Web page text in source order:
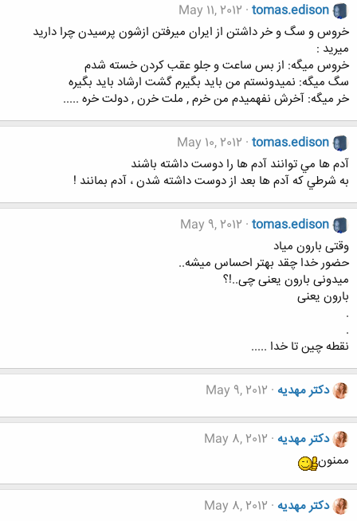
tomas.edison
May 11, 2012
خروس و سگ و خر داشتن از ایران میرفتن ازشون پرسیدن چرا دارید
میرید :
خروس میگه: از بس ساعت و جلو عقب کردن خسته شدم
سگ میگه: نمیدونستم من باید بگیرم گشت ارشاد باید بگیره
خر میگه: آخرش نفهمیدم من خرم , ملت خرن , دولت خره .....
tomas.edison
May 10, 2012
آدم ها مي توانند آدم ها را دوست داشته باشند
به شرطي كه آدم ها بعد از دوست داشته شدن ، آدم بمانند !
tomas.edison
May 9, 2012
وقتی بارون میاد
حضور خدا چقد بهتر احساس میشه..
میدونی بارون یعنی چی..!؟
بارون یعنی
.
.
نقطه چین تا خدا .....
دکتر مهدیه May 9, 2012
دکتر مهدیه May 8, 2012
ممنون
دکتر مهدیه May 8, 2012